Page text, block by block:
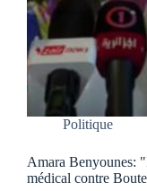
Politique
Amara Benyounes:
médical contre